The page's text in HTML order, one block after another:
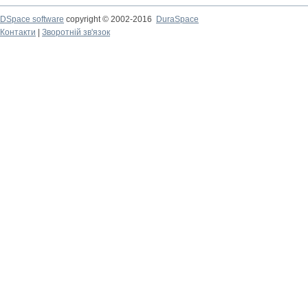
DSpace software copyright © 2002-2016
DuraSpace
Контакти
Зворотній зв'язок